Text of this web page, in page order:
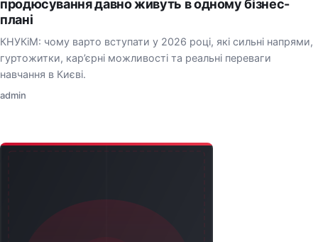
продюсування давно живуть в одному бізнес-
плані
КНУКіМ: чому варто вступати у 2026 році, які сильні напрями,
гуртожитки, кар’єрні можливості та реальні переваги
навчання в Києві.
admin